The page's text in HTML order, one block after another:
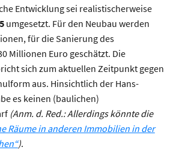
Entwicklung sei realistischerweise
umgesetzt. Für den Neubau werden
für die Sanierung des
Millionen Euro geschätzt. Die
sich zum aktuellen Zeitpunkt gegen
aus. Hinsichtlich der Hans-
es keinen (baulichen)
(Anm. d. Red.: Allerdings könnte die
Räume in anderen Immobilien in der
).